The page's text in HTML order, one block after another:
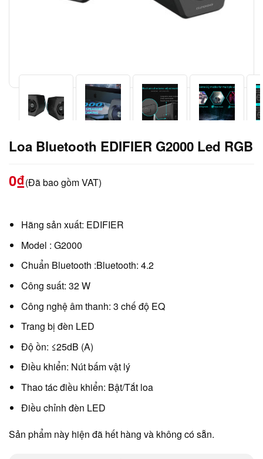
Loa Bluetooth EDIFIER G2000 Led RGB
0₫(Đã bao gồm VAT)
Hãng sản xuất: EDIFIER
Model : G2000
Chuẩn Bluetooth :Bluetooth: 4.2
Công suất: 32 W
Công nghệ âm thanh: 3 chế độ EQ
Trang bị đèn LED
Độ ồn: ≤25dB (A)
Điều khiển: Nút bấm vật lý
Thao tác điều khiển: Bật/Tắt loa
Điều chỉnh đèn LED
Sản phẩm này hiện đã hết hàng và không có sẵn.